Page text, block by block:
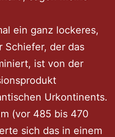
ein ganz lockeres,
Schiefer, der das
ist von der
Urkontinents.
(vor 485 bis 470
sich das in einem